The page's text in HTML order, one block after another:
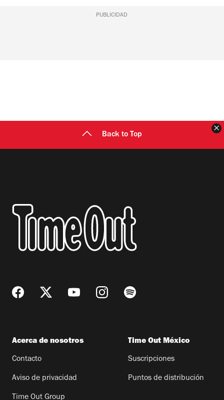
PUBLICIDAD
Back to Top
Acerca de nosotros
Contacto
Aviso de privacidad
Time Out Group
Time Out México
Suscripciones
Puntos de distribución